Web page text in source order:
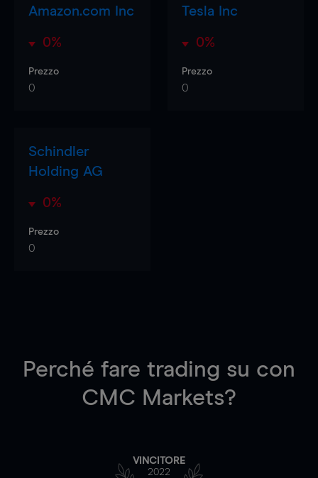
Amazon.com Inc
0%
Prezzo
0
Tesla Inc
0%
Prezzo
0
Schindler
Holding AG
0%
Prezzo
0
Perché fare trading su con
CMC Markets?
VINCITORE
2022